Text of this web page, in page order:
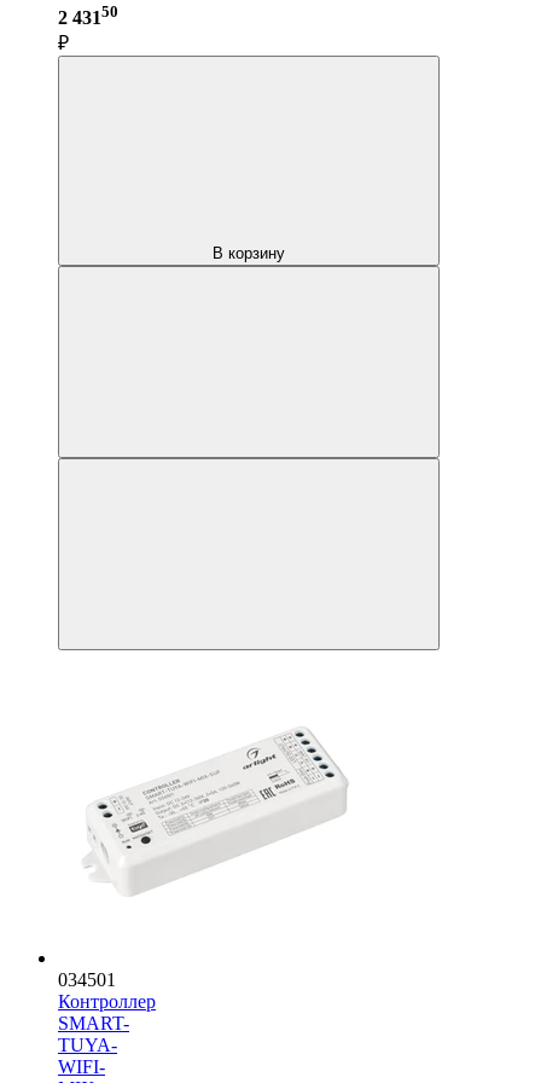
2 43150
₽
В корзину
034501
Контроллер
SMART-
TUYA-
WIFI-